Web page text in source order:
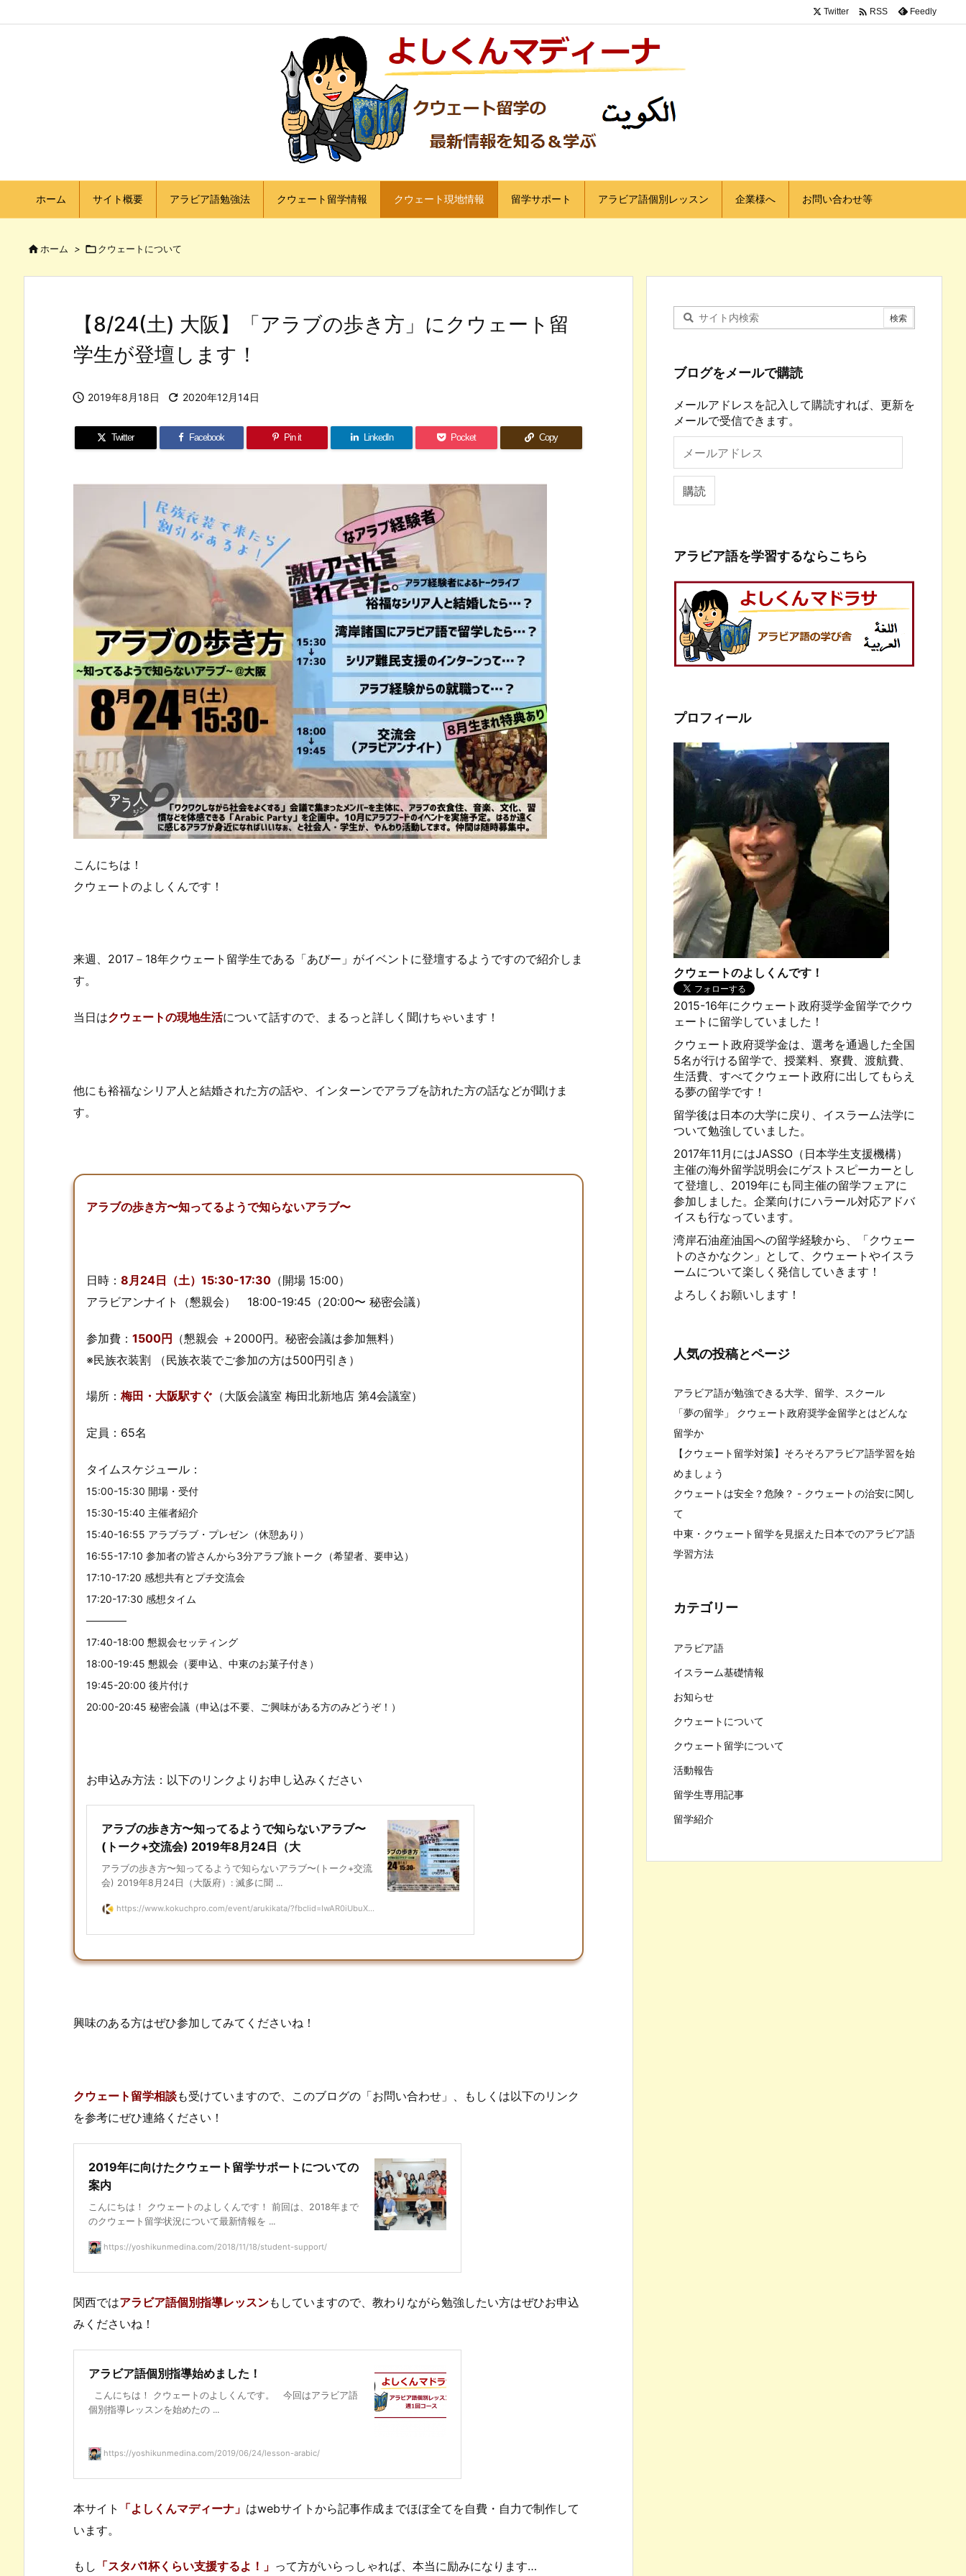
ホーム サイト概要 アラビア語勉強法 クウェート留学情報 クウェート現地情報 留学サポート アラビア語個別レッスン 企業様へ お問い合わせ等
Twitter  RSS Feedly
ホーム > クウェートについて
【8/24(土) 大阪】「アラブの歩き方」にクウェート留
学生が登壇します！
 2019年8月18日  2020年12月14日
Twitter Facebook Pin it LinkedIn Pocket Copy
こんにちは！
クウェートのよしくんです！
来週、2017－18年クウェート留学生である「あびー」がイベントに登壇するようですので紹介しま
す。
当日はクウェートの現地生活について話すので、まるっと詳しく聞けちゃいます！
他にも裕福なシリア人と結婚された方の話や、インターンでアラブを訪れた方の話などが聞けま
す。
アラブの歩き方〜知ってるようで知らないアラブ〜
日時： 8月24日（土）15:30-17:30 （開場 15:00）
アラビアンナイト（懇親会） 18:00-19:45（20:00〜 秘密会議）
参加費： 1500円 （懇親会 ＋2000円。秘密会議は参加無料）
※民族衣装割 （民族衣装でご参加の方は500円引き）
場所： 梅田・大阪駅すぐ （大阪会議室 梅田北新地店 第4会議室）
定員：65名
タイムスケジュール：
15:00-15:30 開場・受付
15:30-15:40 主催者紹介
15:40-16:55 アラブラブ・プレゼン（休憩あり）
16:55-17:10 参加者の皆さんから3分アラブ旅トーク（希望者、要申込）
17:10-17:20 感想共有とプチ交流会
17:20-17:30 感想タイム
————
17:40-18:00 懇親会セッティング
18:00-19:45 懇親会（要申込、中東のお菓子付き）
19:45-20:00 後片付け
20:00-20:45 秘密会議（申込は不要、ご興味がある方のみどうぞ！）
お申込み方法：以下のリンクよりお申し込みください
アラブの歩き方〜知ってるようで知らないアラブ〜
(トーク+交流会) 2019年8月24日（大
アラブの歩き方〜知ってるようで知らないアラブ〜(トーク+交流
会) 2019年8月24日（大阪府）: 滅多に聞 ...
https://www.kokuchpro.com/event/arukikata/?fbclid=IwAR0iUbuX...
興味のある方はぜひ参加してみてくださいね！
クウェート留学相談も受けていますので、このブログの「お問い合わせ」、もしくは以下のリンク
を参考にぜひ連絡ください！
2019年に向けたクウェート留学サポートについての
案内
こんにちは！ クウェートのよしくんです！ 前回は、2018年まで
のクウェート留学状況について最新情報を ...
https://yoshikunmedina.com/2018/11/18/student-support/
関西ではアラビア語個別指導レッスンもしていますので、教わりながら勉強したい方はぜひお申込
みくださいね！
アラビア語個別指導始めました！
こんにちは！ クウェートのよしくんです。 今回はアラビア語
個別指導レッスンを始めたの ...
https://yoshikunmedina.com/2019/06/24/lesson-arabic/
本サイト 「よしくんマディーナ」 はwebサイトから記事作成までほぼ全てを自費・自力で制作して
います。
もし 「スタバ1杯くらい支援するよ！」 って方がいらっしゃれば、本当に励みになります…
ブログをメールで購読
メールアドレスを記入して購読すれば、更新を
メールで受信できます。
ル
ア
ド
購読
アラビア語を学習するならこちら
プロフィール
クウェートのよしくんです！
2015-16年にクウェート政府奨学金留学でクウ
ェートに留学していました！
クウェート政府奨学金は、選考を通過した全国
5名が行ける留学で、授業料、寮費、渡航費、
生活費、すべてクウェート政府に出してもらえ
る夢の留学です！
留学後は日本の大学に戻り、イスラーム法学に
ついて勉強していました。
2017年11月にはJASSO（日本学生支援機構）
主催の海外留学説明会にゲストスピーカーとし
て登壇し、2019年にも同主催の留学フェアに
参加しました。企業向けにハラール対応アドバ
イスも行なっています。
湾岸石油産油国への留学経験から、「クウェー
トのさかなクン」として、クウェートやイスラ
ームについて楽しく発信していきます！
よろしくお願いします！
人気の投稿とページ
アラビア語が勉強できる大学、留学、スクール
「夢の留学」 クウェート政府奨学金留学とはどんな
留学か
【クウェート留学対策】そろそろアラビア語学習を始
めましょう
クウェートは安全？危険？ - クウェートの治安に関し
て
中東・クウェート留学を見据えた日本でのアラビア語
学習方法
カテゴリー
アラビア語
イスラーム基礎情報
お知らせ
クウェートについて
クウェート留学について
活動報告
留学生専用記事
留学紹介